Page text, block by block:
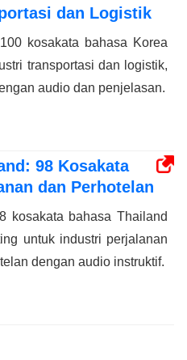
dan Logistik
kosakata bahasa Korea
transportasi dan logistik,
audio dan penjelasan.
98 Kosakata
dan Perhotelan
kosakata bahasa Thailand
untuk industri perjalanan
dengan audio instruktif.